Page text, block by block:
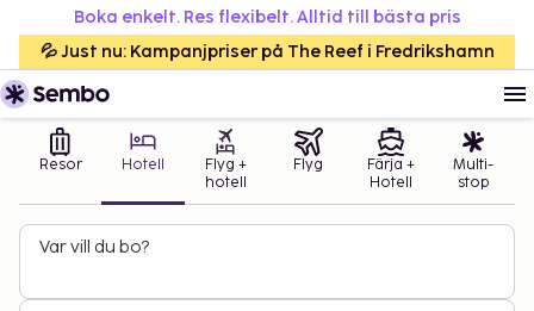
Boka enkelt. Res flexibelt. Alltid till bästa pris
💦 Just nu: Kampanjpriser på The Reef i Fredrikshamn
Resor Hotell
Flyg +
hotell
Flyg
Färja +
Hotell
Multi-
stop
Var vill du bo?